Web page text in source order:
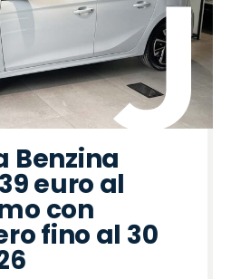
Benzina
euro al
con
fino al 30